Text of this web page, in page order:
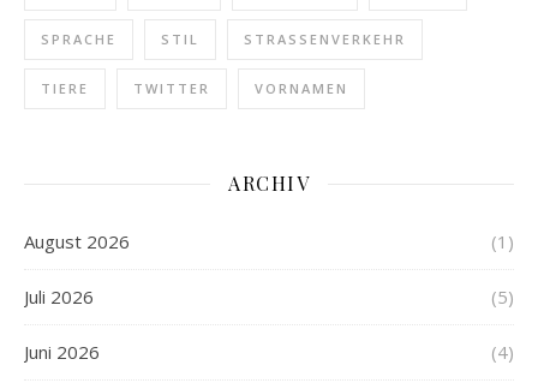
SPRACHE STIL STRASSENVERKEHR
TIERE TWITTER VORNAMEN
ARCHIV
August 2026 (1)
Juli 2026 (5)
Juni 2026 (4)